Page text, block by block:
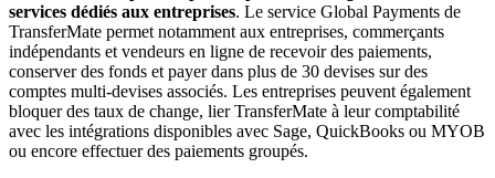
services dédiés aux entreprises. Le service Global Payments de
TransferMate permet notamment aux entreprises, commerçants
indépendants et vendeurs en ligne de recevoir des paiements,
conserver des fonds et payer dans plus de 30 devises sur des
comptes multi-devises associés. Les entreprises peuvent également
bloquer des taux de change, lier TransferMate à leur comptabilité
avec les intégrations disponibles avec Sage, QuickBooks ou MYOB
ou encore effectuer des paiements groupés.